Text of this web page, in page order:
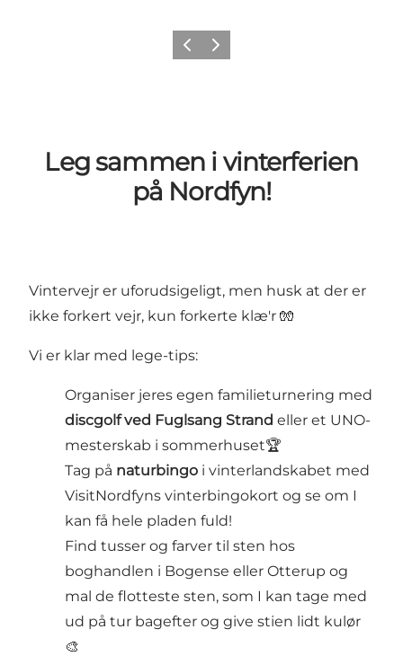
Forrige billede
Næste billede
Leg sammen i vinterferien
på Nordfyn!
Vintervejr er uforudsigeligt, men husk at der er
ikke forkert vejr, kun forkerte klæ'r 🧤
Vi er klar med lege-tips:
Organiser jeres egen familieturnering med
discgolf ved Fuglsang Strand eller et UNO-
mesterskab i sommerhuset🏆
Tag på naturbingo i vinterlandskabet med
VisitNordfyns vinterbingokort og se om I
kan få hele pladen fuld!
Find tusser og farver til sten hos
boghandlen i Bogense eller Otterup og
mal de flotteste sten, som I kan tage med
ud på tur bagefter og give stien lidt kulør
🎨